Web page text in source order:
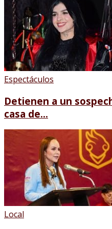
Espectáculos
Detienen a un
casa de...
Local